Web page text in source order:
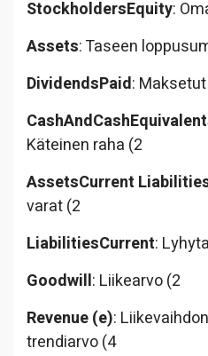
StockholdersEquity:
Assets: Taseen
DividendsPaid:
Käteinen raha (2
AssetsCurrent
varat (2
LiabilitiesCurrent:
Goodwill: Liikearvo (2
Revenue (e):
trendiarvo (4